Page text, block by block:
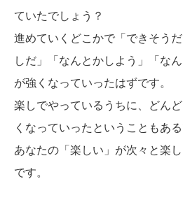
ていたでしょう？
進めていくどこかで「できそう
しだ」「なんとかしよう」「な
が強くなっていったはずです。
楽しでやっているうちに、どん
くなっていったということもある
あなたの「楽しい」が次々と楽
です。